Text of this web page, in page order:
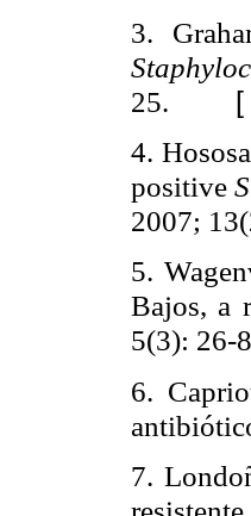
3.
25. [
4.
positive
2007;
5.
Bajos, a
5(3): 26-
6.
7.